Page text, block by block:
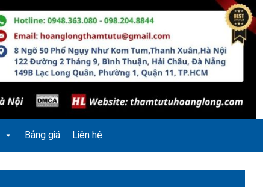
Bảng giá Liên hệ